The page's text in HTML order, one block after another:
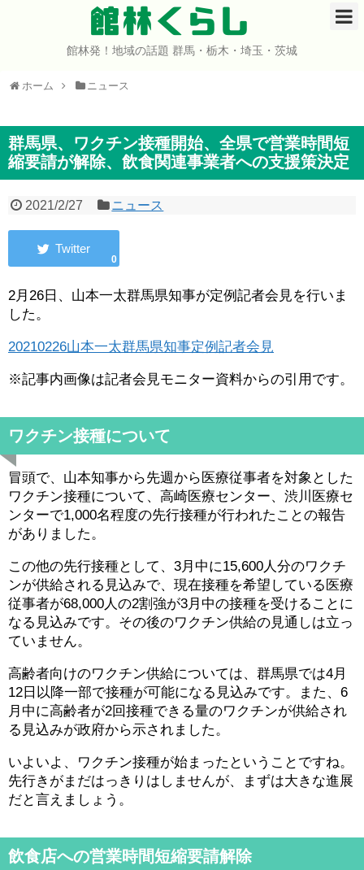
館林くらし
館林発！地域の話題 群馬・栃木・埼玉・茨城
ホーム ニュース
群馬県、ワクチン接種開始、全県で営業時間短
縮要請が解除、飲食関連事業者への支援策決定
2021/2/27 ニュース
0
2月26日、山本一太群馬県知事が定例記者会見を行いま
した。
20210226山本一太群馬県知事定例記者会見
※記事内画像は記者会見モニター資料からの引用です。
ワクチン接種について
冒頭で、山本知事から先週から医療従事者を対象とした
ワクチン接種について、高崎医療センター、渋川医療セ
ンターで1,000名程度の先行接種が行われたことの報告
がありました。
この他の先行接種として、3月中に15,600人分のワクチ
ンが供給される見込みで、現在接種を希望している医療
従事者が68,000人の2割強が3月中の接種を受けることに
なる見込みです。その後のワクチン供給の見通しは立っ
ていません。
高齢者向けのワクチン供給については、群馬県では4月
12日以降一部で接種が可能になる見込みです。また、6
月中に高齢者が2回接種できる量のワクチンが供給され
る見込みが政府から示されました。
いよいよ、ワクチン接種が始まったということですね。
先行きがまだはっきりはしませんが、まずは大きな進展
だと言えましょう。
飲食店への営業時間短縮要請解除
ホーム
イベント
グルメ
コミュニティ
宇宙よりも遠い場所